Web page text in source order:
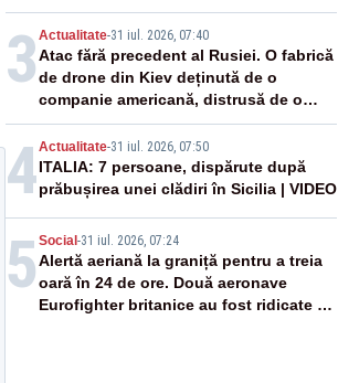
devin tropicale
3 Actualitate-31 iul. 2026, 07:40
Atac fără precedent al Rusiei. O fabrică
de drone din Kiev deținută de o
companie americană, distrusă de o
rachetă rusească
4Actualitate-31 iul. 2026, 07:50
ITALIA: 7 persoane, dispărute după
prăbușirea unei clădiri în Sicilia | VIDEO
5 Social -31 iul. 2026, 07:24
Alertă aeriană la graniță pentru a treia
oară în 24 de ore. Două aeronave
Eurofighter britanice au fost ridicate de